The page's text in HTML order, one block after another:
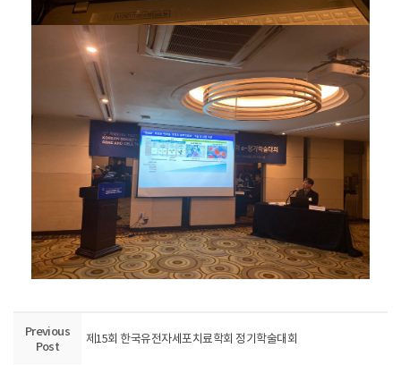
Previous
Post
제15회 한국유전자세포치료학회 정기학술대회